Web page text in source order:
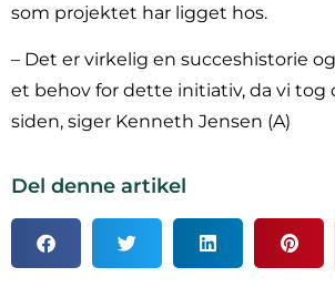
som projektet har ligget hos.
– Det er virkelig en succeshistorie
et behov for dette initiativ, da vi tog
siden, siger Kenneth Jensen (A)
Del denne artikel